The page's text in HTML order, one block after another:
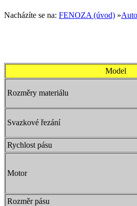
Nacházíte se na: FENOZA (úvod) »
Model
Rozměry materiálu
Svazkové řezání
Rychlost pásu
Motor
Rozměr pásu